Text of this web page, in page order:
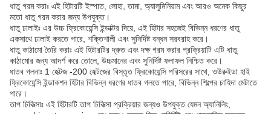
ধাতু গরম করাঃ এই হিটারটি ইস্পাত, লোহা, তামা, অ্যালুমিনিয়াম এবং আরও অনেক কিছুর
মতো ধাতু গরম করার জন্য উপযুক্ত।
ধাতু ঢালাইঃ এর উচ্চ ফ্রিকোয়েন্সি ইন্ডাক্টর দিয়ে, এই হিটার সহজেই বিভিন্ন ধরণের ধাতু
একসাথে ঢালাই করতে পারে, শক্তিশালী এবং সুনির্দিষ্ট বন্ধন সরবরাহ করে।
ধাতু কাঠামো তৈরি করাঃ এই হিটারটির দ্রুত এবং দক্ষ গরম করার প্রক্রিয়াটি এটি ধাতু
কাঠামোর জন্য আদর্শ করে তোলে, উচ্চমানের এবং সুনির্দিষ্ট ফলাফল নিশ্চিত করে।
ধাতব গলনাঃ 1 হেক্টজ -200 হেক্টজের বিস্তৃত ফ্রিকোয়েন্সি পরিসরের সাথে, ওউরুইডা হাই
ফ্রিকোয়েন্সি ইন্ডাকশন হিটার বিভিন্ন ধরণের ধাতব গলতে পারে, বিভিন্ন শিল্পের চাহিদা মেটাতে
পারে।
তাপ চিকিত্সাঃ এই হিটারটি তাপ চিকিত্সা প্রক্রিয়ার জন্যও উপযুক্ত যেমন অ্যানিলিং,